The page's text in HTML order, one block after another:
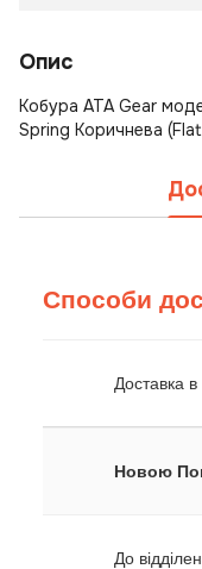
Опис
Кобура ATA Gear
Spring Коричнева
Способи
Доставка
Новою
До